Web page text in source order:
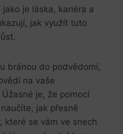
‍je láska, kariéra a
‍jak⁢ využít tuto⁣
bránou do podvědomí,
na ⁤vaše
je,​ že pomocí‍
jak přesně‌
které se vám ve ⁢snech